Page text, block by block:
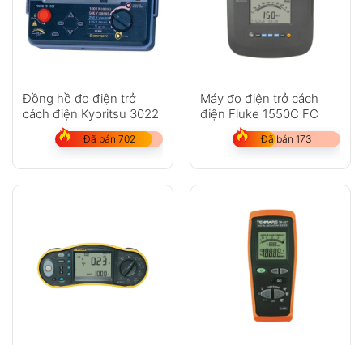
Đồng hồ đo điện trở
cách điện Kyoritsu 3022
Đã bán 702
Máy đo điện trở cách
điện Fluke 1550C FC
Đã bán 173